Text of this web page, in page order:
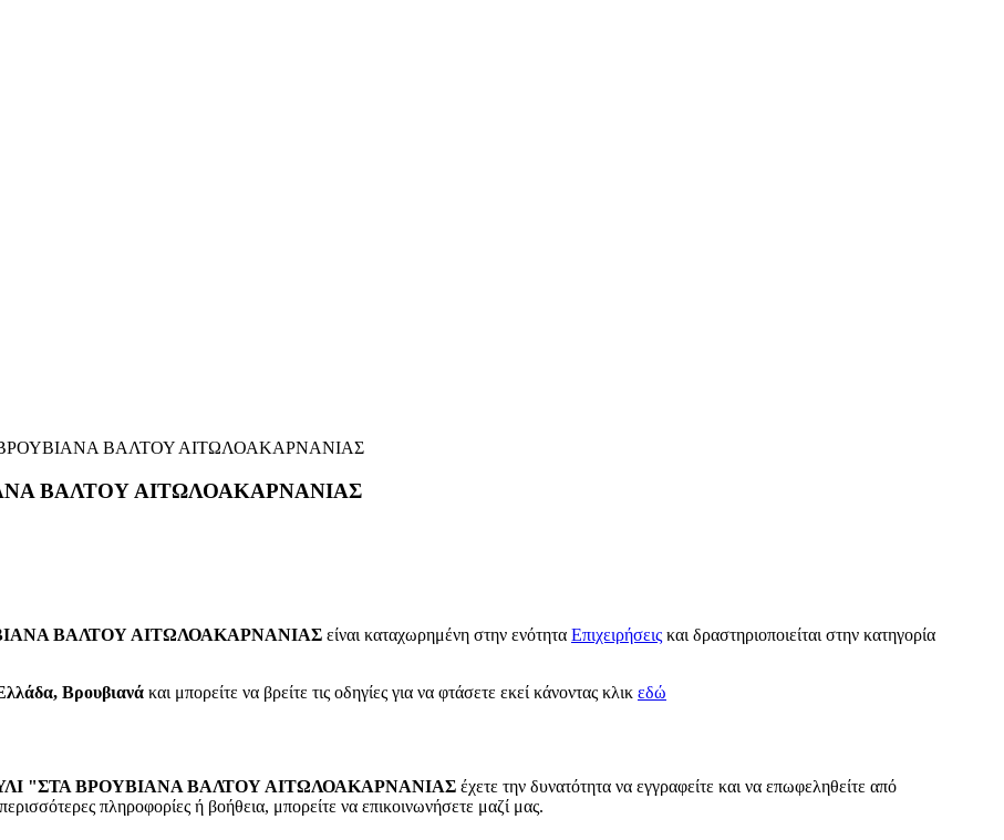
ΒΑΛΤΟΥ ΑΙΤΩΛΟΑΚΑΡΝΑΝΙΑΣ
ΒΑΛΤΟΥ ΑΙΤΩΛΟΑΚΑΡΝΑΝΙΑΣ
ΒΑΛΤΟΥ ΑΙΤΩΛΟΑΚΑΡΝΑΝΙΑΣ είναι καταχωρημένη στην ενότητα Επιχειρήσεις και δραστηριοποιείται στην κατηγορία
Βρουβιανά και μπορείτε να βρείτε τις οδηγίες για να φτάσετε εκεί κάνοντας κλικ εδώ
"ΣΤΑ ΒΡΟΥΒΙΑΝΑ ΒΑΛΤΟΥ ΑΙΤΩΛΟΑΚΑΡΝΑΝΙΑΣ έχετε την δυνατότητα να εγγραφείτε και να επωφεληθείτε από
πληροφορίες ή βοήθεια, μπορείτε να επικοινωνήσετε μαζί μας.